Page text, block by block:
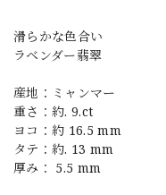
滑らかな色合い
ラベンダー翡翠
産地：ミャンマー
重さ：約. 9.ct
ヨコ：約 16.5 mm
タテ：約. 13 mm
厚み： 5.5 mm